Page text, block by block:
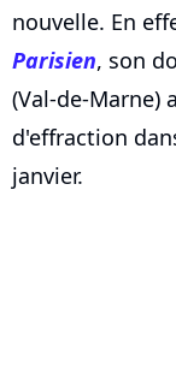
nouvelle. En
Parisien, son
(Val-de-Marne)
d'effraction
janvier.